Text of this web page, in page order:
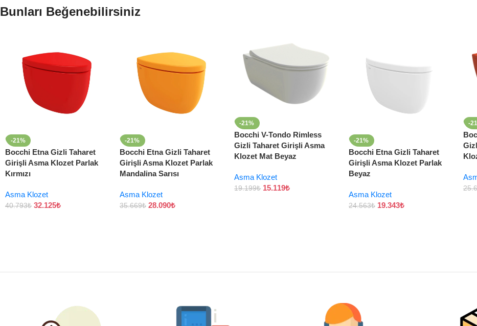
Bunları Beğenebilirsiniz
-21%
Bocchi Etna Gizli Taharet
Girişli Asma Klozet Parlak
Kırmızı
Asma Klozet
40.793₺ 32.125₺
-21%
Bocchi Etna Gizli Taharet
Girişli Asma Klozet Parlak
Mandalina Sarısı
Asma Klozet
35.669₺ 28.090₺
-21%
Bocchi V-Tondo Rimless
Gizli Taharet Girişli Asma
Klozet Mat Beyaz
Asma Klozet
19.199₺ 15.119₺
-21%
Bocchi Etna Gizli Taharet
Girişli Asma Klozet Parlak
Beyaz
Asma Klozet
24.563₺ 19.343₺
-